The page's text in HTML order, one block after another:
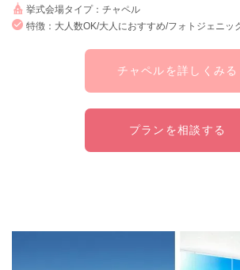
挙式会場タイプ：チャペル
特徴：大人数OK/大人におすすめ/フォトジェニッ
チャペルを詳しくみる
プランを相談する